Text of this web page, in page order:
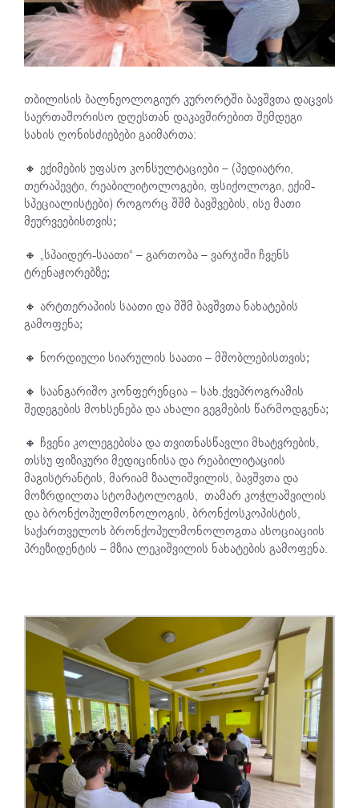
თბილისის ბალნეოლოგიურ კურორტში ბავშვთა დაცვის
საერთაშორისო დღესთან დაკავშირებით შემდეგი
სახის ღონისძიებები გაიმართა:
🔸 ექიმების უფასო კონსულტაციები – (პედიატრი,
თერაპევტი, რეაბილიტოლოგები, ფსიქოლოგი, ექიმ-
სპეციალისტები) როგორც შშმ ბავშვების, ისე მათი
მეურვეებისთვის;
🔸 „სპაიდერ-საათი“ – გართობა – ვარჯიში ჩვენს
ტრენაჟორებზე;
🔸 არტთერაპიის საათი და შშმ ბავშვთა ნახატების
გამოფენა;
🔸 ნორდიული სიარულის საათი – მშობლებისთვის;
🔸 საანგარიშო კონფერენცია – სახ.ქვეპროგრამის
შედეგების მოხსენება და ახალი გეგმების წარმოდგენა;
🔸 ჩვენი კოლეგებისა და თვითნასწავლი მხატვრების,
თსსუ ფიზიკური მედიცინისა და რეაბილიტაციის
მაგისტრანტის, მარიამ ზაალიშვილის, ბავშვთა და
მოზრდილთა სტომატოლოგის, თამარ კოჭლაშვილის
და ბრონქოპულმონოლოგის, ბრონქოსკოპისტის,
საქართველოს ბრონქოპულმონოლოგთა ასოციაციის
პრეზიდენტის – მზია ლეკიშვილის ნახატების გამოფენა.